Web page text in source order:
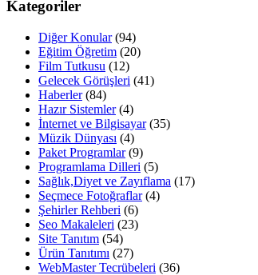
Kategoriler
Diğer Konular(94)
Eğitim Öğretim (20)
Film Tutkusu (12)
Gelecek Görüşleri (41)
Haberler(84)
Hazır Sistemler(4)
İnternet ve Bilgisayar(35)
Müzik Dünyası (4)
Paket Programlar(9)
Programlama Dilleri (5)
Sağlık,Diyet ve Zayıflama (17)
Seçmece Fotoğraflar(4)
Şehirler Rehberi (6)
Seo Makaleleri (23)
Site Tanıtım (54)
Ürün Tanıtımı (27)
WebMaster Tecrübeleri (36)